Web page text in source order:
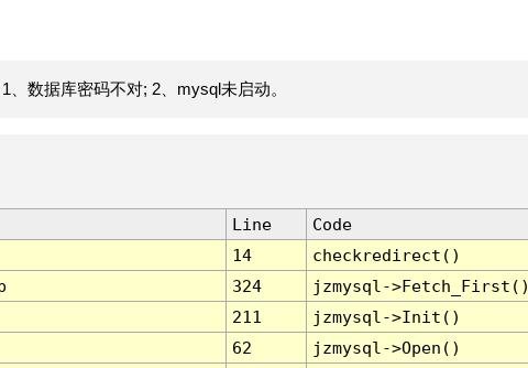
数据库密码不对; 2、mysql未启动。
Line
Code
14
checkredirect()
324
jzmysql-
211
jzmysql->Init()
62
jzmysql->Open()